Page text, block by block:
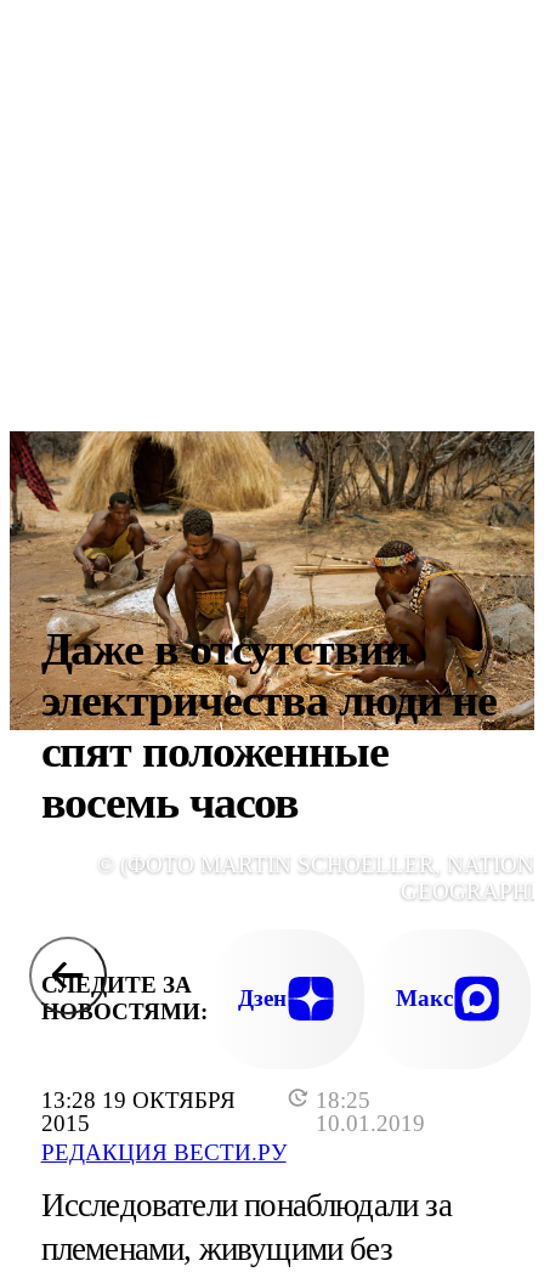
13:28 19 ОКТЯБРЯ
2015
18:25
10.01.2019
РЕДАКЦИЯ ВЕСТИ.РУ
Даже в отсутствии
электричества люди не
спят положенные
восемь часов
© (ФОТО MARTIN SCHOELLER,
СЛЕДИТЕ ЗА
НОВОСТЯМИ:
Дзен Макс
Исследователи понаблюдали за
племенами, живущими без